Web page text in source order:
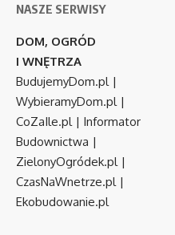
NASZE SERWISY
DOM, OGRÓD
I WNĘTRZA
BudujemyDom.pl|
WybieramyDom.pl|
CoZaIle.pl| Informator
Budownictwa |
ZielonyOgródek.pl|
CzasNaWnetrze.pl|
Ekobudowanie.pl